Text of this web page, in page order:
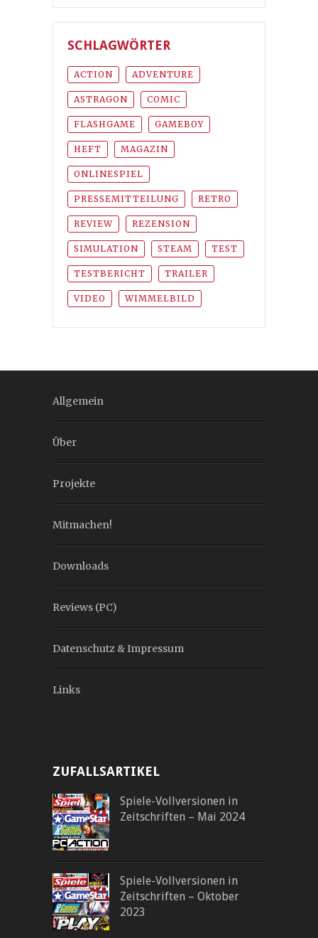
SCHLAGWÖRTER
ACTION ADVENTURE
ASTRAGON COMIC
FLASHGAME GAMEBOY
HEFT MAGAZIN
ONLINESPIEL
PRESSEMITTEILUNG RETRO
REVIEW REZENSION
SIMULATION STEAM TEST
TESTBERICHT TRAILER
VIDEO WIMMELBILD
Allgemein
Über
Projekte
Mitmachen!
Downloads
Reviews (PC)
Datenschutz & Impressum
Links
ZUFALLSARTIKEL
Spiele-Vollversionen in
Zeitschriften – Mai 2024
Spiele-Vollversionen in
Zeitschriften – Oktober
2023